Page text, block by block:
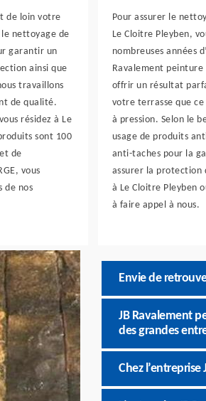
de loin votre
nettoyage de
garantir un
ainsi que
travaillons
de qualité.
résidez à Le
sont 100
de
vous
de nos
Pour assurer le
Le Cloitre Pleyben,
nombreuses années
Ravalement peinture
offrir un résultat
votre terrasse que
à pression. Selon le
usage de produits
anti-taches pour la
assurer la protection
à Le Cloitre Pleyben
à faire appel à nous.
Envie de
JB Ravalement
des grandes
Chez